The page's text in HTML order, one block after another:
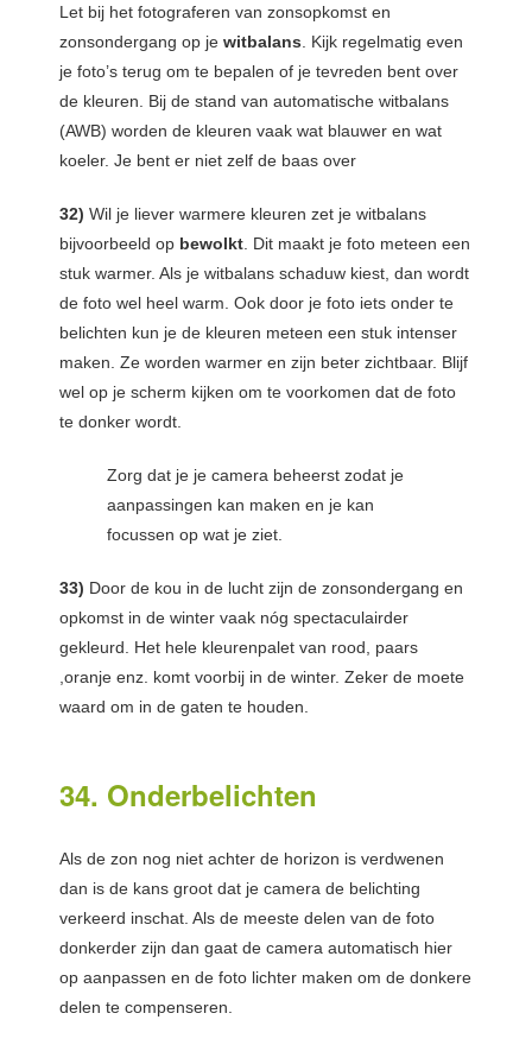
Let bij het fotograferen van zonsopkomst en
zonsondergang op je witbalans . Kijk regelmatig even
je foto’s terug om te bepalen of je tevreden bent over
de kleuren. Bij de stand van automatische witbalans
(AWB) worden de kleuren vaak wat blauwer en wat
koeler. Je bent er niet zelf de baas over
32) Wil je liever warmere kleuren zet je witbalans
bijvoorbeeld op bewolkt . Dit maakt je foto meteen een
stuk warmer. Als je witbalans schaduw kiest, dan wordt
de foto wel heel warm. Ook door je foto iets onder te
belichten kun je de kleuren meteen een stuk intenser
maken. Ze worden warmer en zijn beter zichtbaar. Blijf
wel op je scherm kijken om te voorkomen dat de foto
te donker wordt.
Zorg dat je je camera beheerst zodat je
aanpassingen kan maken en je kan
focussen op wat je ziet.
33) Door de kou in de lucht zijn de zonsondergang en
opkomst in de winter vaak nóg spectaculairder
gekleurd. Het hele kleurenpalet van rood, paars
,oranje enz. komt voorbij in de winter. Zeker de moete
waard om in de gaten te houden.
34. Onderbelichten
Als de zon nog niet achter de horizon is verdwenen
dan is de kans groot dat je camera de belichting
verkeerd inschat. Als de meeste delen van de foto
donkerder zijn dan gaat de camera automatisch hier
op aanpassen en de foto lichter maken om de donkere
delen te compenseren.